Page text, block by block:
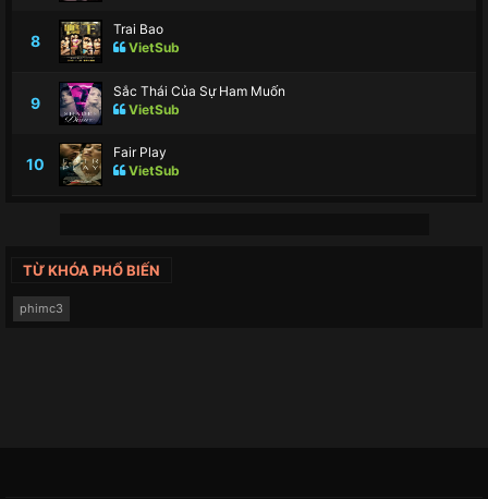
8
Trai Bao
VietSub
9
Sắc Thái Của Sự Ham Muốn
VietSub
10
Fair Play
VietSub
TỪ KHÓA PHỔ BIẾN
phimc3